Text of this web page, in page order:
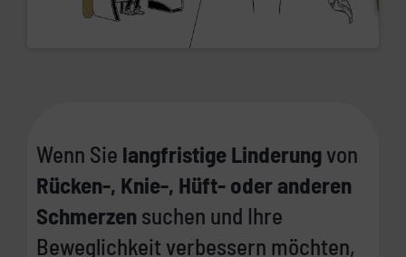
Wenn Sie langfristige Linderungvon
Rücken-, Knie-, Hüft- oder anderen
Schmerzensuchen und Ihre
Beweglichkeit verbessern möchten,